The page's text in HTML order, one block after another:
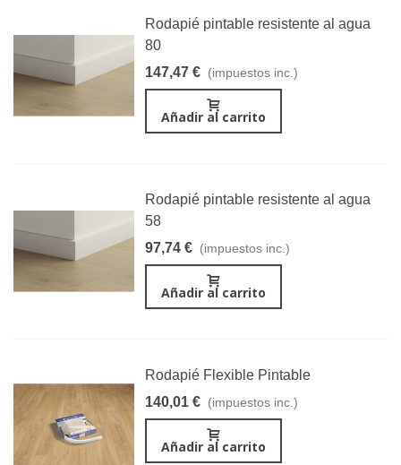
Rodapié pintable resistente al agua
80
147,47 € (impuestos inc.)
Añadir al carrito
Rodapié pintable resistente al agua
58
97,74 € (impuestos inc.)
Añadir al carrito
Rodapié Flexible Pintable
140,01 € (impuestos inc.)
Añadir al carrito